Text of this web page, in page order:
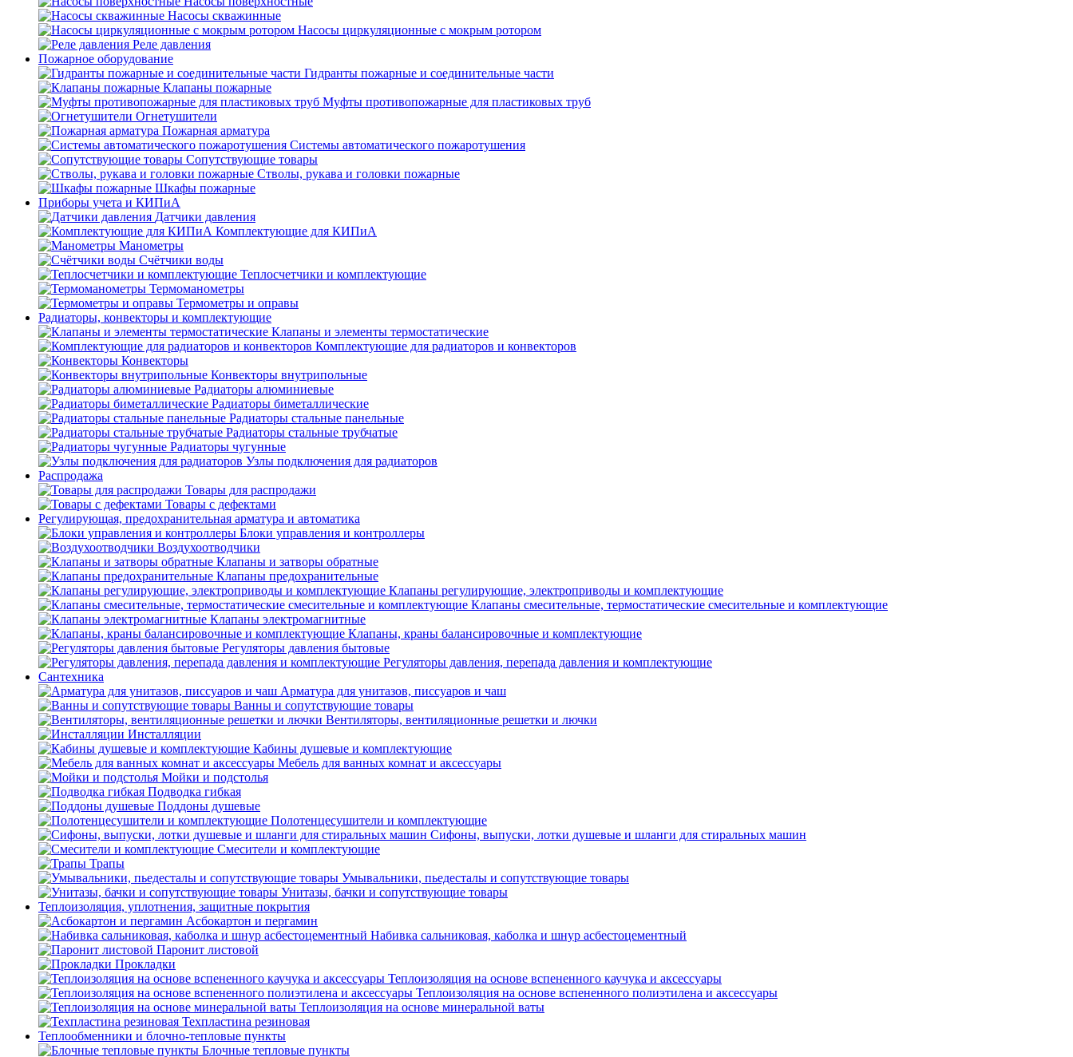
Насосы скважинные
Насосы циркуляционные с мокрым ротором
Реле давления
Пожарное оборудование
Гидранты пожарные и соединительные части
Клапаны пожарные
Муфты противопожарные для пластиковых труб
Огнетушители
Пожарная арматура
Системы автоматического пожаротушения
Сопутствующие товары
Стволы, рукава и головки пожарные
Шкафы пожарные
Приборы учета и КИПиА
Датчики давления
Комплектующие для КИПиА
Манометры
Счётчики воды
Теплосчетчики и комплектующие
Термоманометры
Термометры и оправы
Радиаторы, конвекторы и комплектующие
Клапаны и элементы термостатические
Комплектующие для радиаторов и конвекторов
Конвекторы
Конвекторы внутрипольные
Радиаторы алюминиевые
Радиаторы биметаллические
Радиаторы стальные панельные
Радиаторы стальные трубчатые
Радиаторы чугунные
Узлы подключения для радиаторов
Распродажа
Товары для распродажи
Товары с дефектами
Регулирующая, предохранительная арматура и автоматика
Блоки управления и контроллеры
Воздухоотводчики
Клапаны и затворы обратные
Клапаны предохранительные
Клапаны регулирующие, электроприводы и комплектующие
Клапаны смесительные, термостатические смесительные и комплектующие
Клапаны электромагнитные
Клапаны, краны балансировочные и комплектующие
Регуляторы давления бытовые
Регуляторы давления, перепада давления и комплектующие
Сантехника
Арматура для унитазов, писсуаров и чаш
Ванны и сопутствующие товары
Вентиляторы, вентиляционные решетки и лючки
Инсталляции
Кабины душевые и комплектующие
Мебель для ванных комнат и аксессуары
Мойки и подстолья
Подводка гибкая
Поддоны душевые
Полотенцесушители и комплектующие
Сифоны, выпуски, лотки душевые и шланги для стиральных машин
Смесители и комплектующие
Трапы
Умывальники, пьедесталы и сопутствующие товары
Унитазы, бачки и сопутствующие товары
Теплоизоляция, уплотнения, защитные покрытия
Асбокартон и пергамин
Набивка сальниковая, каболка и шнур асбестоцементный
Паронит листовой
Прокладки
Теплоизоляция на основе вспененного каучука и аксессуары
Теплоизоляция на основе вспененного полиэтилена и аксессуары
Теплоизоляция на основе минеральной ваты
Техпластина резиновая
Теплообменники и блочно-тепловые пункты
Блочные тепловые пункты